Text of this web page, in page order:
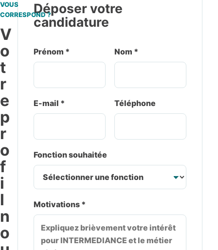
VOUS
CORRESPOND ?
V
o
t
r
e
p
r
o
f
i
l
n
o
Déposer votre
candidature
Prénom * Nom *
E-mail * Téléphone
Fonction souhaitée
Motivations *